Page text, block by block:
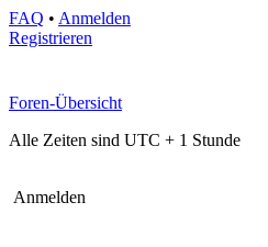
FAQ • Anmelden
Registrieren
Foren-Übersicht
Alle Zeiten sind UTC + 1 Stunde
Anmelden